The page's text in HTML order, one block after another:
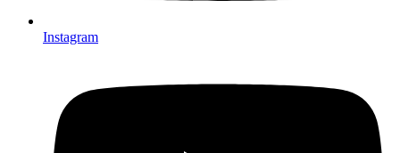
Instagram